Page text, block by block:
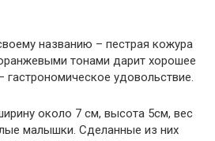
названию – пестрая кожура
тонами дарит хорошее
гастрономическое удовольствие.
около 7 см, высота 5см, вес
малышки. Сделанные из них